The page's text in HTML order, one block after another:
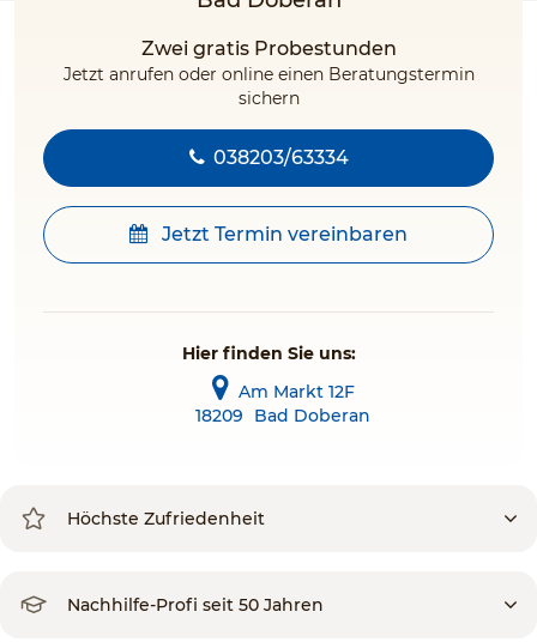
Zwei gratis Probestunden
Jetzt anrufen oder online einen Beratungstermin
sichern
038203/63334
Jetzt Termin vereinbaren
Hier finden Sie uns:
Am Markt 12F
18209
Bad Doberan
Höchste Zufriedenheit
Nachhilfe-Profi seit 50 Jahren